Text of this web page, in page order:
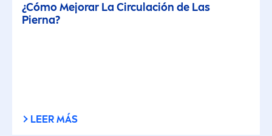
¿Cómo Mejorar La Circulación de Las
Pierna?
LEER MÁS